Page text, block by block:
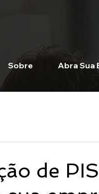
Sobre Abra Sua
de